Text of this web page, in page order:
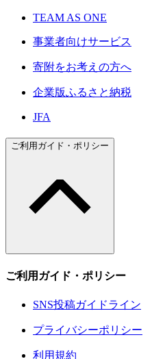
TEAM AS ONE
事業者向けサービス
寄附をお考えの方へ
企業版ふるさと納税
JFA
ご利用ガイド・ポリシー
ご利用ガイド・ポリシー
SNS投稿ガイドライン
プライバシーポリシー
利用規約